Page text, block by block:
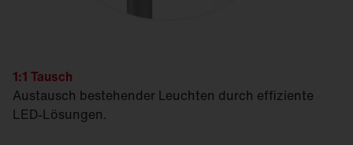
1:1 Tausch
Austausch bestehender Leuchten durch effiziente
LED-Lösungen.